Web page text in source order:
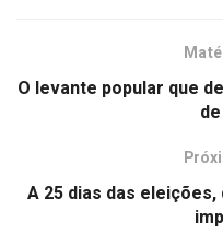
O levante popular que
A 25 dias das